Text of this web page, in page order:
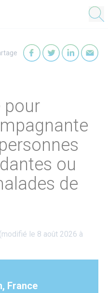
pour
ou
de
(modifié le 8 août 2026 à
France